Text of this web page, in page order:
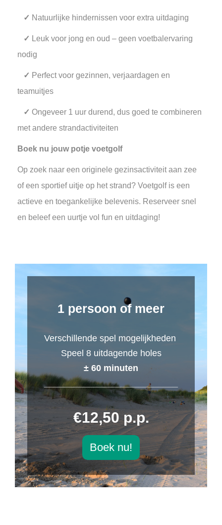
✓ Natuurlijke hindernissen voor extra uitdaging
✓ Leuk voor jong en oud – geen voetbalervaring
nodig
✓ Perfect voor gezinnen, verjaardagen en
teamuitjes
✓ Ongeveer 1 uur durend, dus goed te combineren
met andere strandactiviteiten
Boek nu jouw potje voetgolf
Op zoek naar een originele gezinsactiviteit aan zee
of een sportief uitje op het strand? Voetgolf is een
actieve en toegankelijke belevenis. Reserveer snel
en beleef een uurtje vol fun en uitdaging!
1 persoon of meer
Verschillende spel mogelijkheden
Speel 8 uitdagende holes
± 60 minuten
___________________________
€12,50 p.p.
Boek nu!